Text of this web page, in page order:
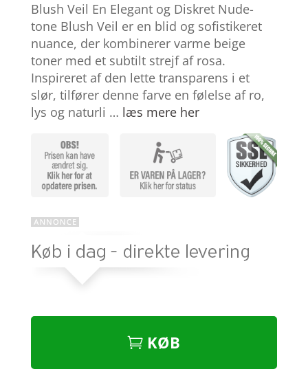
ud af 5
baseret
på
kundebedø
mmelser
Blush Veil En Elegant og Diskret Nude-
tone Blush Veil er en blid og sofistikeret
nuance, der kombinerer varme beige
toner med et subtilt strejf af rosa.
Inspireret af den lette transparens i et
slør, tilfører denne farve en følelse af ro,
lys og naturli … læs mere her
KØB